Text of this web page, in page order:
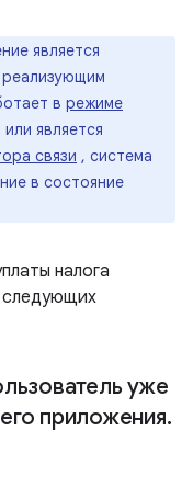
является
реализующим
в режиме
или является
связи , система
в состояние
налога
следующих
уже
приложения.